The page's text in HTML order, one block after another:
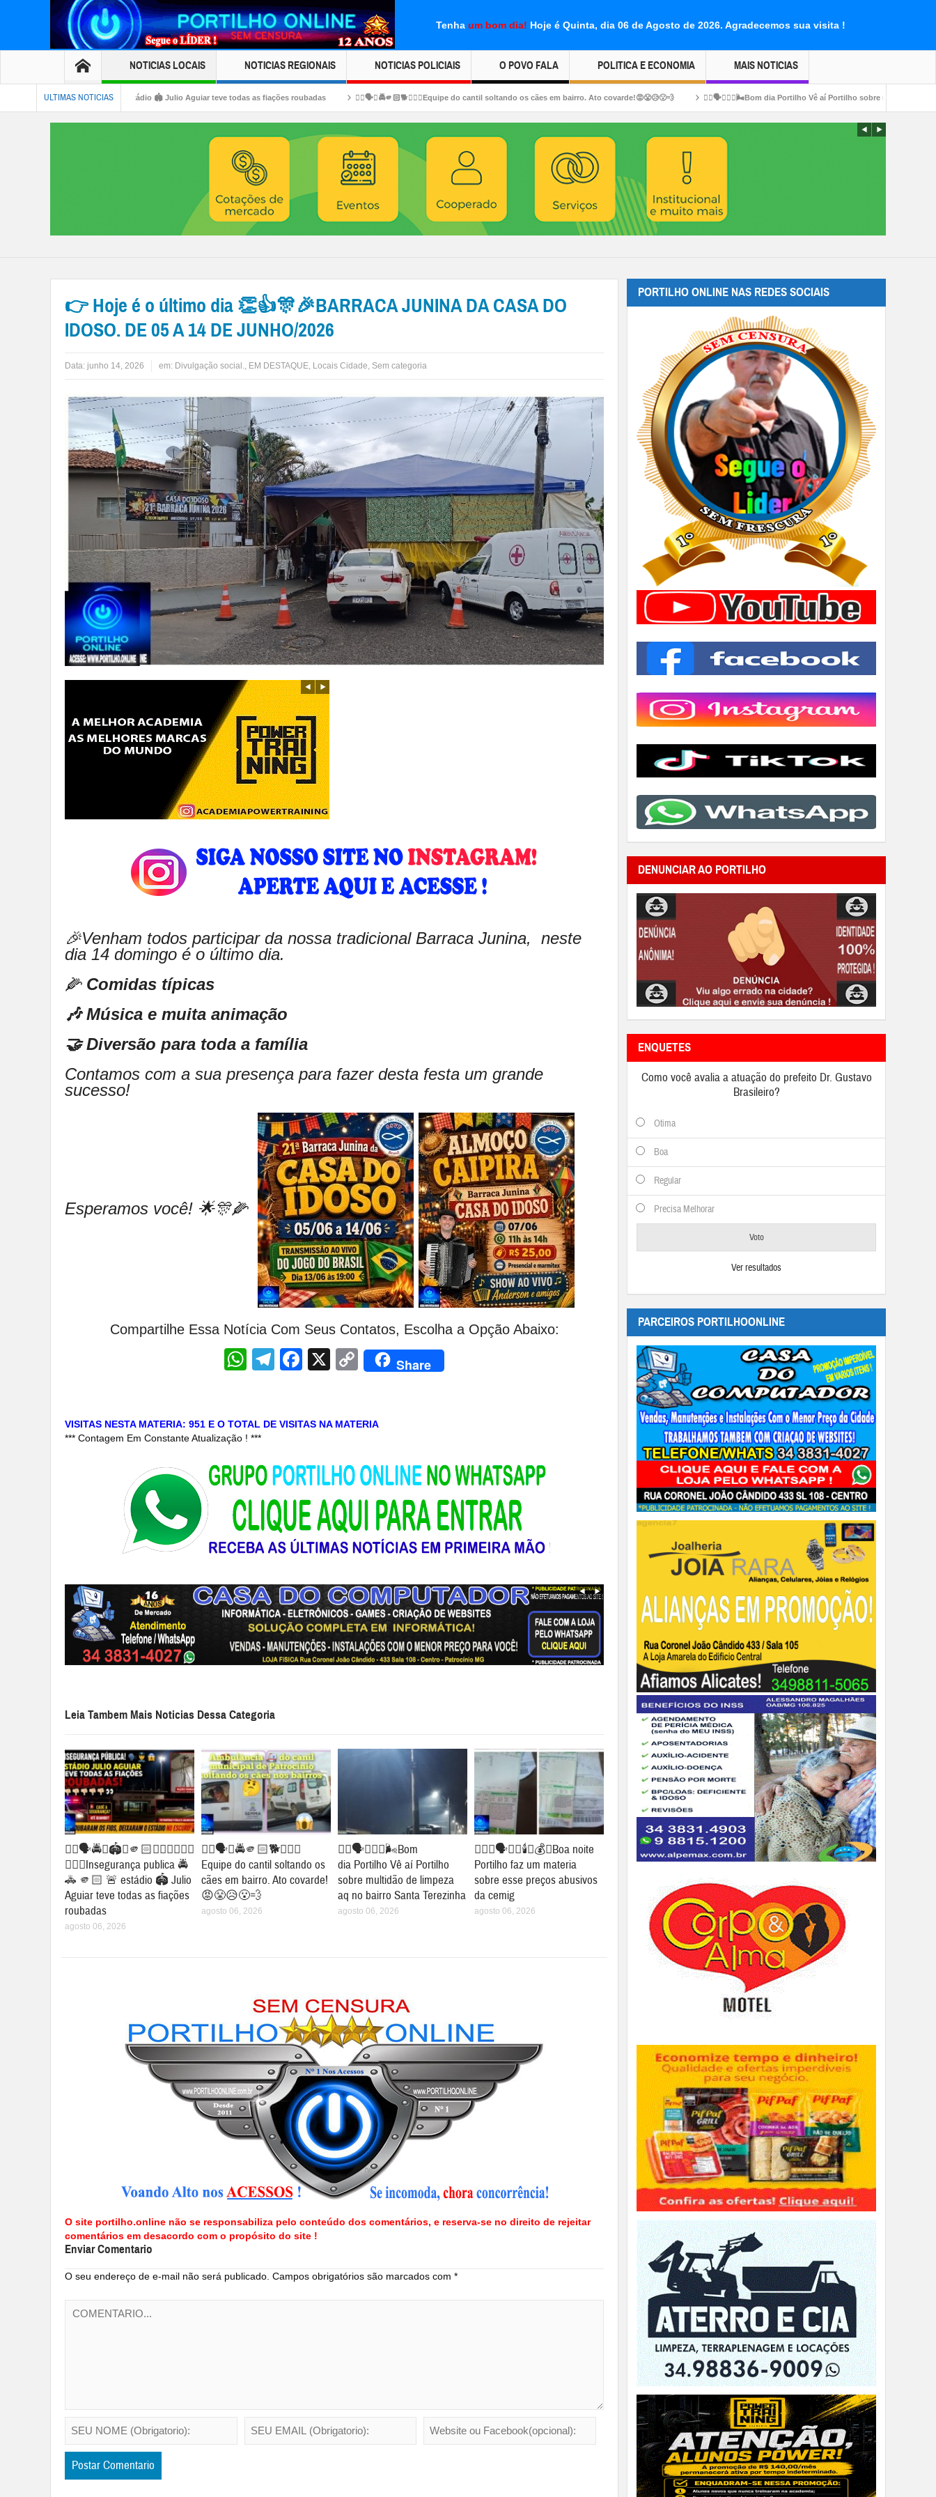
Tenha um bom dia! Hoje é Quinta, dia 06 de Agosto de 2026. Agradecemos sua visita !
NOTICIAS LOCAIS NOTICIAS REGIONAIS NOTICIAS POLICIAIS O POVO FALA POLITICA E ECONOMIA MAIS NOTICIAS
ULTIMAS NOTICIAS
🚔 🚓 🫵🏻 🚨 estádio 🏟️ Julio Aguiar teve todas as fiações roubadas 👉🏻🗣️🚨🚔🫵🏻🐕🐕‍🦺🦮Equipe do cantil soltando os cães em bairro. Ato covarde!😡😤😥😮‍💨 👉🏻🗣️😤🤮👀🌬️Bom dia Portilho Vê aí Portilho sobre multidão de limpeza aq no bairro
acesso de moradores ao distrito de TEJUCO. Cadê a fiscalização?
👉 Hoje é o último dia 👏👍🎊🎉BARRACA JUNINA DA CASA DO
IDOSO. DE 05 A 14 DE JUNHO/2026
Data: junho 14, 2026 em: Divulgação social., EM DESTAQUE, Locais Cidade, Sem categoria
🎉Venham todos participar da nossa tradicional Barraca Junina, neste
dia 14 domingo é o último dia.
🌽 Comidas típicas
🎶 Música e muita animação
🤝 Diversão para toda a família
Contamos com a sua presença para fazer desta festa um grande
sucesso!
Esperamos você! 🌟🎊🌽
Compartilhe Essa Notícia Com Seus Contatos, Escolha a Opção Abaixo:
WhatsApp
Telegram
Facebook
X CopyShare
VISITAS NESTA MATERIA: 951 E O TOTAL DE VISITAS NA MATERIA
*** Contagem Em Constante Atualização ! ***
Leia Tambem Mais Noticias Dessa Categoria
👉🏻🗣️🚔😱🏟️🚨🫵🏻👎🏻👎🏻👎🏻
👎🏻👀Insegurança publica 🚔
🚓 🫵🏻 🚨 estádio 🏟️ Julio
Aguiar teve todas as fiações
roubadas
agosto 06, 2026
👉🏻🗣️🚨🚔🫵🏻🐕🐕‍🦺🦮
Equipe do cantil soltando os
cães em bairro. Ato covarde!
😡😤😥😮‍💨
agosto 06, 2026
👉🏻🗣️😤🤮👀🌬️Bom
dia Portilho Vê aí Portilho
sobre multidão de limpeza
aq no bairro Santa Terezinha
agosto 06, 2026
👉🏻😱🗣️🔦💡🕯️💸💰💡Boa noite
Portilho faz um materia
sobre esse preços abusivos
da cemig
agosto 06, 2026
O site portilho.online não se responsabiliza pelo conteúdo dos comentários, e reserva-se no direito de rejeitar
comentários em desacordo com o propósito do site !
Enviar Comentario
O seu endereço de e-mail não será publicado. Campos obrigatórios são marcados com *
PORTILHO ONLINE NAS REDES SOCIAIS
DENUNCIAR AO PORTILHO
ENQUETES
Como você avalia a atuação do prefeito Dr. Gustavo
Brasileiro?
Otima
Boa
Regular
Precisa Melhorar
Ver resultados
PARCEIROS PORTILHOONLINE